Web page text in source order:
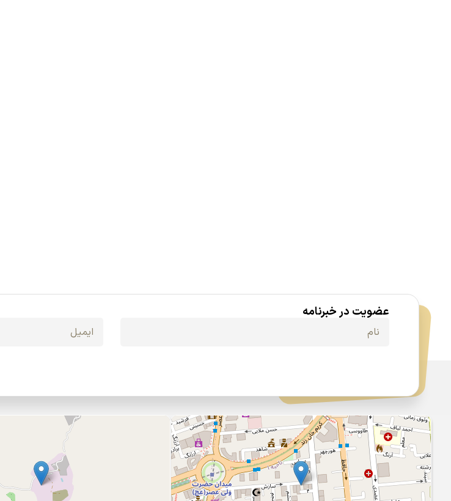
عضویت در خبرنامه